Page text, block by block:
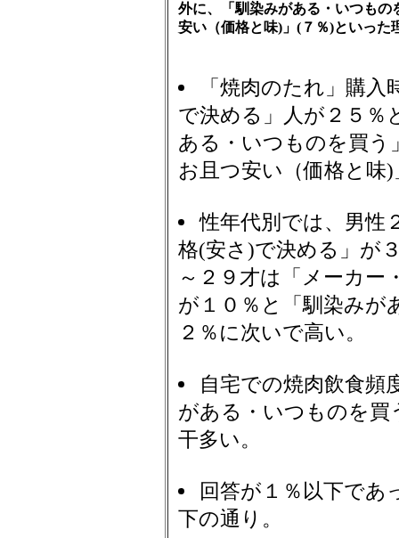
外に、「馴染みがある・いつも
安い（価格と味)」(７％)といった
「焼肉のたれ」購
で決める」人が２５％
ある・いつものを買う
お且つ安い（価格と味
性年代別では、男性
格(安さ)で決める」が
～２９才は「メーカー
が１０％と「馴染みが
２％に次いで高い。
自宅での焼肉飲食頻
がある・いつものを買
干多い。
回答が１％以下であ
下の通り。